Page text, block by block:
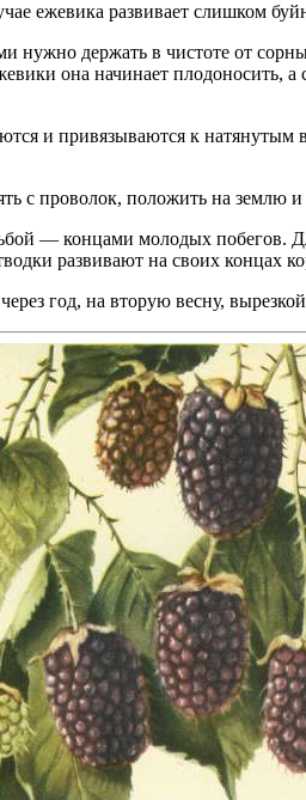
ежевика развивает слишком
нужно держать в чистоте от
она начинает
и привязываются к натянутым
с проволок, положить на землю и
— концами молодых побегов.
развивают на своих концах
год, на вторую весну,